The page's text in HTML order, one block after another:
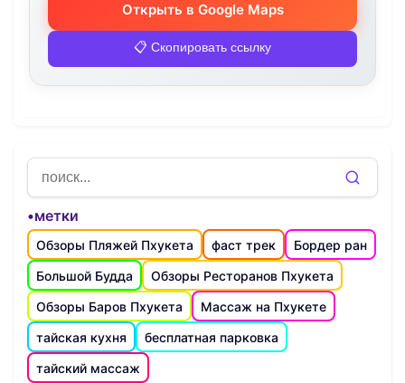
Открыть в Google Maps
📋 Скопировать ссылку
•метки
Обзоры Пляжей Пхукета фаст трек
Бордер ран
Большой Будда
Обзоры Ресторанов Пхукета
Обзоры Баров Пхукета
Массаж на Пхукете
тайская кухня
бесплатная парковка
тайский массаж